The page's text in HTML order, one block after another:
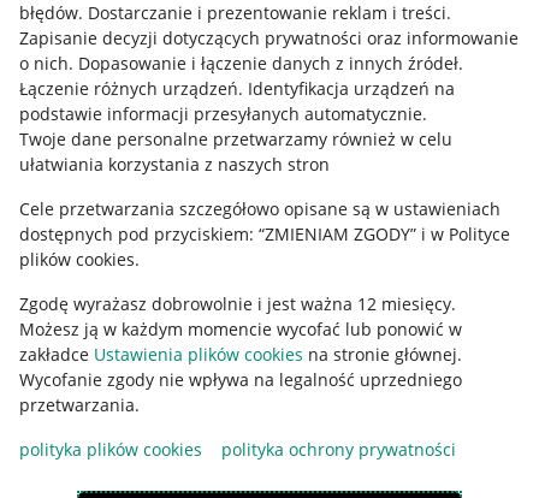
błędów. Dostarczanie i prezentowanie reklam i treści.
Zapisanie decyzji dotyczących prywatności oraz informowanie
o nich. Dopasowanie i łączenie danych z innych źródeł.
Łączenie różnych urządzeń. Identyfikacja urządzeń na
podstawie informacji przesyłanych automatycznie.
Twoje dane personalne przetwarzamy również w celu
ułatwiania korzystania z naszych stron
Cele przetwarzania szczegółowo opisane są w ustawieniach
dostępnych pod przyciskiem: “ZMIENIAM ZGODY” i w Polityce
plików cookies.
Zgodę wyrażasz dobrowolnie i jest ważna 12 miesięcy.
Możesz ją w każdym momencie wycofać lub ponowić w
zakładce Ustawienia plików cookies na stronie głównej.
Wycofanie zgody nie wpływa na legalność uprzedniego
przetwarzania.
polityka plików cookies
polityka ochrony prywatności
Informacje prawne
Regulamin
Polityka plików "cookies"
Ustawienia plików "cookies"
Udostępnianie lokalizacji
Informacje dla Aktu o Usługach Cyfrowych
Pobierz aplikację